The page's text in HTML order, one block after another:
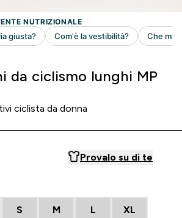
da ciclismo lunghi MP
ciclista da donna
Provalo su di te
S M L XL